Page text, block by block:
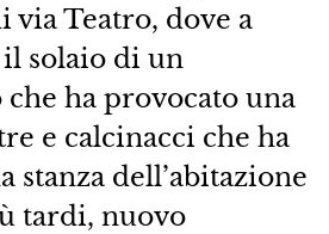
via Teatro, dove a
il solaio di un
ha provocato una
e calcinacci che ha
stanza dell’abitazione
tardi, nuovo